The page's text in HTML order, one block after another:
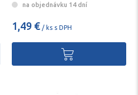
na objednávku 14 dní
1,49 € / ks s DPH